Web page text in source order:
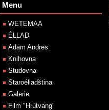
Menu
WETEMAA
ÉLLAD
Adam Andres
Knihovna
Studovna
Staroélladština
Galerie
Film "Hrútvang"